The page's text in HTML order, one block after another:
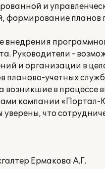
и
формирование планов
внедрения
Руководители -
и организации в
планово-учетных
возникшие в процессе
компании «Портал-
уверены, что
Ермакова А.Г.